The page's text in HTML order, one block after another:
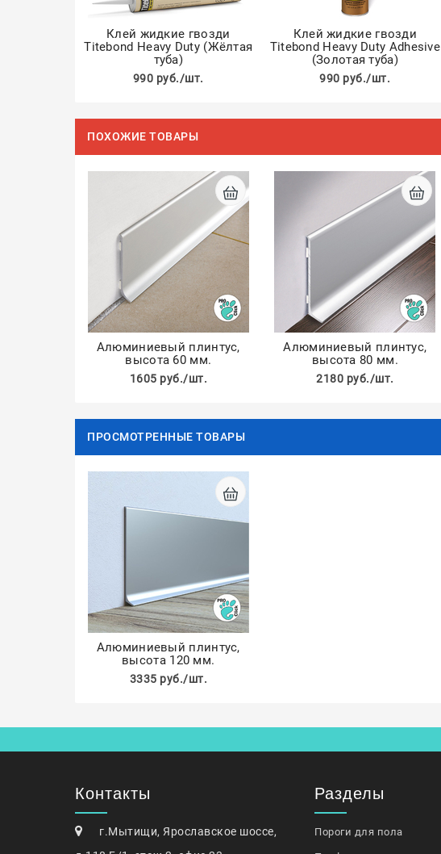
Клей жидкие гвозди
Titebond Heavy Duty (Жёлтая
туба)
990 руб./шт.
Клей жидкие гвозди
Titebond Heavy Duty Adhesive
(Золотая туба)
990 руб./шт.
ПОХОЖИЕ ТОВАРЫ
Алюминиевый плинтус,
высота 60 мм.
1605 руб./шт.
Алюминиевый плинтус,
высота 80 мм.
2180 руб./шт.
ПРОСМОТРЕННЫЕ ТОВАРЫ
Алюминиевый плинтус,
высота 120 мм.
3335 руб./шт.
Контакты
г.Мытищи, Ярославское шоссе,
Разделы
Пороги для пола